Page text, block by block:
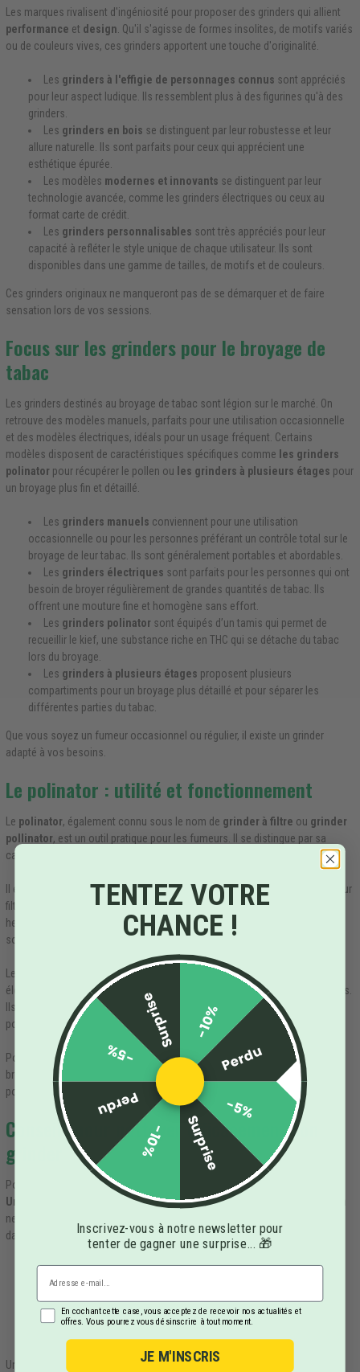
Les marques rivalisent d'ingéniosité pour proposer des grinders qui allient
performance et design . Qu'il s'agisse de formes insolites, de motifs variés
ou de couleurs vives, ces grinders apportent une touche d'originalité.
Les grinders à l'effigie de personnages connus sont appréciés
pour leur aspect ludique. Ils ressemblent plus à des figurines qu'à des
grinders.
Les grinders en bois se distinguent par leur robustesse et leur
allure naturelle. Ils sont parfaits pour ceux qui apprécient une
esthétique épurée.
Les modèles modernes et innovants se distinguent par leur
technologie avancée, comme les grinders électriques ou ceux au
format carte de crédit.
Les grinders personnalisables sont très appréciés pour leur
capacité à refléter le style unique de chaque utilisateur. Ils sont
disponibles dans une gamme de tailles, de motifs et de couleurs.
Ces grinders originaux ne manqueront pas de se démarquer et de faire
sensation lors de vos sessions.
Focus sur les grinders pour le broyage de
tabac
Les grinders destinés au broyage de tabac sont légion sur le marché. On
retrouve des modèles manuels, parfaits pour une utilisation occasionnelle
et des modèles électriques, idéals pour un usage fréquent. Certains
modèles disposent de caractéristiques spécifiques comme les grinders
polinator pour récupérer le pollen ou les grinders à plusieurs étages pour
un broyage plus fin et détaillé.
Les grinders manuels conviennent pour une utilisation
occasionnelle ou pour les personnes préférant un contrôle total sur le
broyage de leur tabac. Ils sont généralement portables et abordables.
Les grinders électriques sont parfaits pour les personnes qui ont
besoin de broyer régulièrement de grandes quantités de tabac. Ils
offrent une mouture fine et homogène sans effort.
Les grinders polinator sont équipés d’un tamis qui permet de
recueillir le kief, une substance riche en THC qui se détache du tabac
lors du broyage.
Les grinders à plusieurs étages proposent plusieurs
compartiments pour un broyage plus détaillé et pour séparer les
différentes parties du tabac.
Que vous soyez un fumeur occasionnel ou régulier, il existe un grinder
adapté à vos besoins.
Le polinator : utilité et fonctionnement
Le polinator, également connu sous le nom de grinder à filtre ou grinder
pollinator, est un outil pratique pour les fumeurs. Il se distingue par sa
capacité à récupérer et à filtrer le pollen lors du broyage des herbes.
Il est constitué de plusieurs parties : une chambre de broyage, un tamis pour
filtrer le pollen et un compartiment pour recueillir le pollen filtré. Lorsque les
herbes sont broyées, les particules de pollen passent à travers le tamis et
sont recueillies dans le compartiment inférieur.
Les grinders polinator peuvent être manuels ou électriques. Les modèles
électriques facilitent le broyage, surtout pour de grandes quantités d'herbes.
Ils fonctionnent généralement avec des piles et sont équipés d'un bouton
pour activer le broyage.
Pour utiliser un polinator, il suffit de placer les herbes dans la chambre de
broyage, de fermer le grinder et de le tourner pour broyer les herbes. Le
pollen filtré peut ensuite être récupéré dans le compartiment inférieur.
Conseils pour nettoyer efficacement son
grinder
Pour entretenir votre grinder, commencez par démonter toutes ses parties.
Une brosse à dents
peut être utile pour enlever les résidus collés. Pour un
nettoyage en profondeur, trempez les parties métalliques ou plastiques
dans de l'eau tiède avec du savon ou du vinaigre blanc dilué.
Évitez de plonger les grinders en bois dans l'eau, préférez un
nettoyage à sec avec une brosse.
Ne jetez pas les résidus, ils peuvent être récupérés pour leurs
propriétés.
Séchez bien chaque partie avant de remonter le grinder.
Une maintenance régulière garantit la durabilité de votre grinder et une
TENTEZ VOTRE
CHANCE !
-10%
Perdu
-5%
Surprise
-10%
Perdu
-5%
Surprise
Inscrivez-vous à notre newsletter pour
tenter de gagner une surprise... 🎁
En cochant cette case, vous acceptez de recevoir nos actualités et
offres. Vous pourrez vous désinscrire à tout moment.
JE M'INSCRIS